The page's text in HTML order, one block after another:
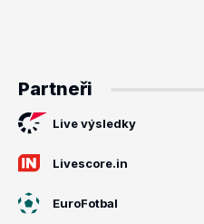
Partneři
Live výsledky
Livescore.in
EuroFotbal